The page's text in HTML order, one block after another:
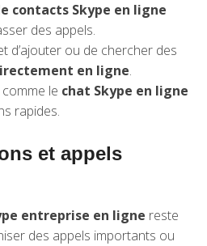
contacts Skype en ligne
des appels.
d’ajouter ou de chercher des
en ligne.
le chat Skype en ligne
rapides.
et appels
entreprise en ligne reste
des appels importants ou